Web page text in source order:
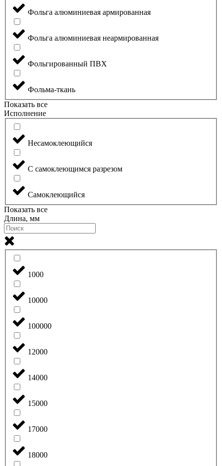
Фольга алюминиевая армированная
Фольга алюминиевая неармированная
Фольгированный ПВХ
Фольма-ткань
Показать все
Исполнение
Несамоклеющийся
С самоклеющимся разрезом
Самоклеющийся
Показать все
Длина, мм
1000
10000
100000
12000
14000
15000
17000
18000